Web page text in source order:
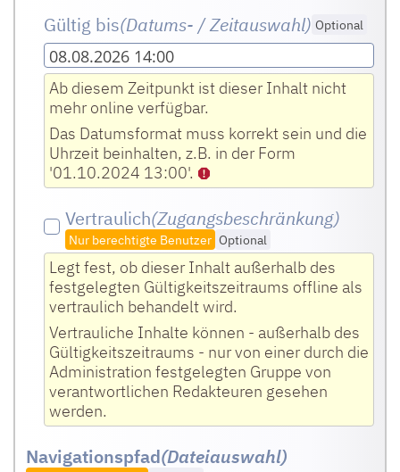
Gültig bis(Datums- / Zeitauswahl) Optional
08.08.2026 14:00
Ab diesem Zeitpunkt ist dieser Inhalt nicht
mehr online verfügbar.
Das Datumsformat muss korrekt sein und die
Uhrzeit beinhalten, z.B. in der Form
'01.10.2024 13:00'.
Vertraulich(Zugangsbeschränkung)
Nur berechtigte Benutzer Optional
Legt fest, ob dieser Inhalt außerhalb des
festgelegten Gültigkeitszeitraums offline als
vertraulich behandelt wird.
Vertrauliche Inhalte können - außerhalb des
Gültigkeitszeitraums - nur von einer durch die
Administration festgelegten Gruppe von
verantwortlichen Redakteuren gesehen
werden.
Navigationspfad(Dateiauswahl)